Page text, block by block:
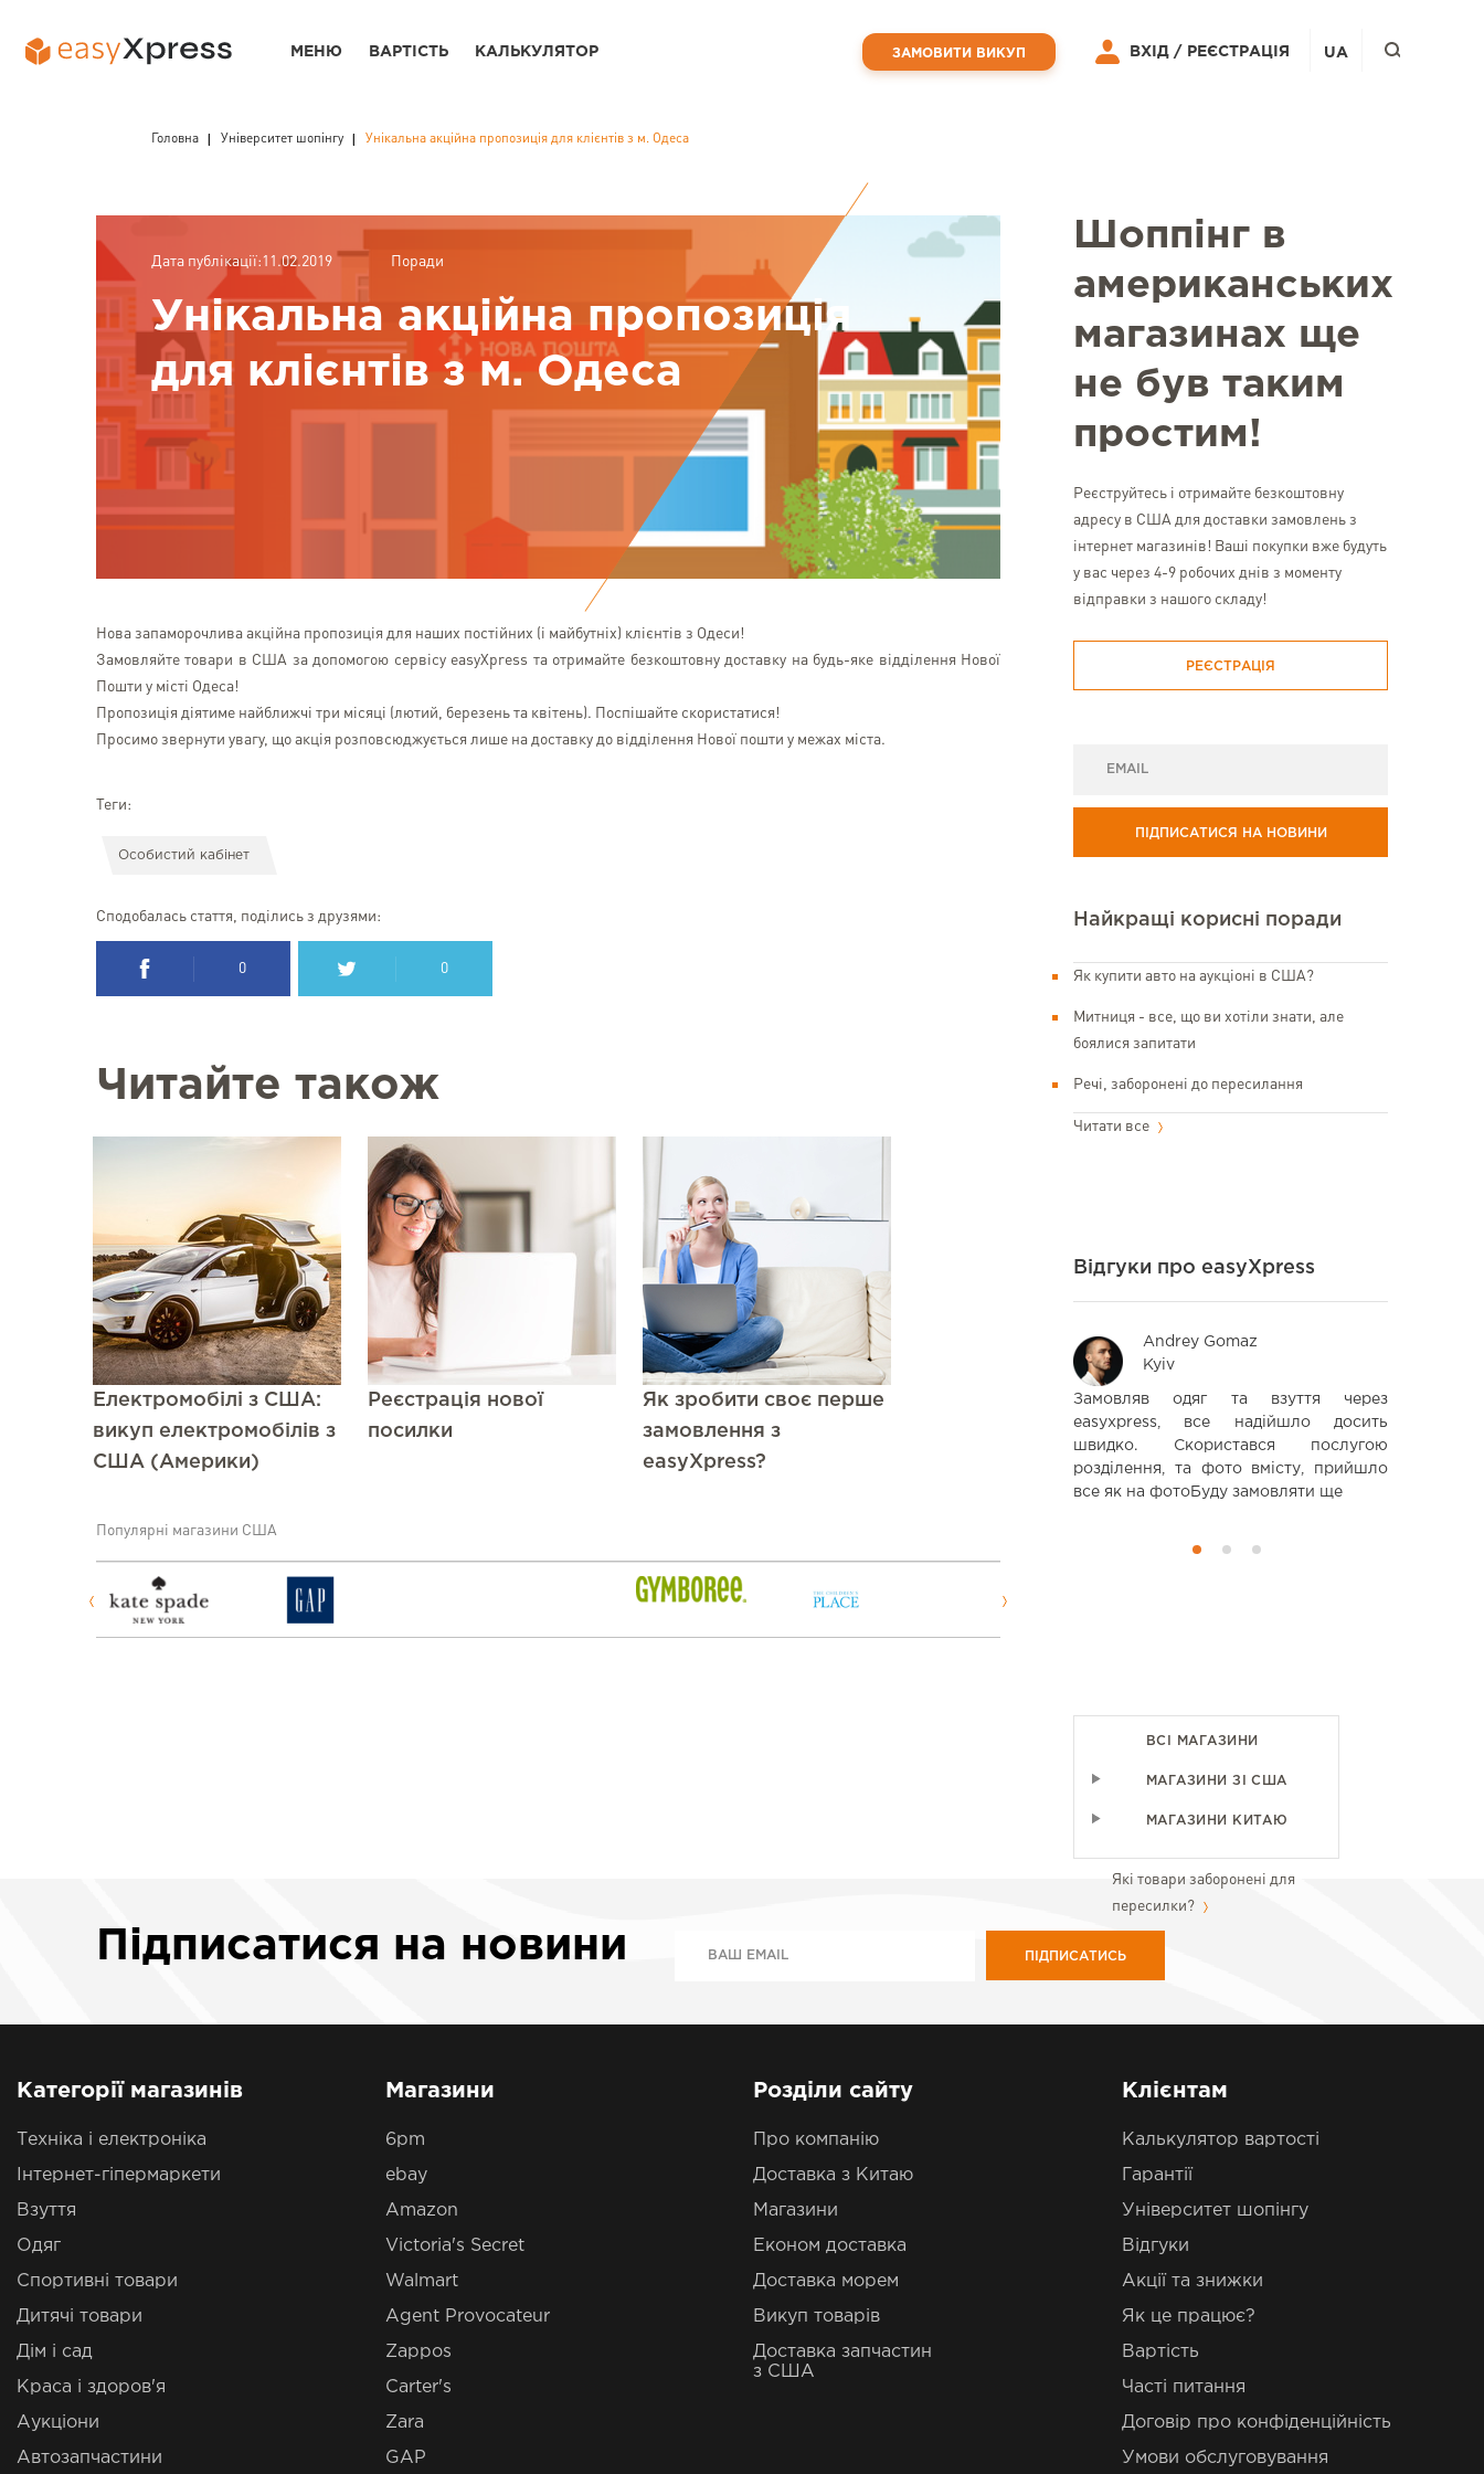
Головна Університет шопінгу Унікальна акційна пропозиція для клієнтів з м. Одеса
Дата публікації:11.02.2019 Поради
Унікальна акційна пропозиція
для клієнтів з м. Одеса
Нова запаморочлива акційна пропозиція для наших постійних (і майбутніх) клієнтів з Одеси!
Замовляйте товари в США за допомогою сервісу easyXpress та отримайте безкоштовну доставку на будь-яке відділення Нової
Пошти у місті Одеса!
Пропозиція діятиме найближчі три місяці (лютий, березень та квітень). Поспішайте скористатися!
Просимо звернути увагу, що акція розповсюджується лише на доставку до відділення Нової пошти у межах міста.
Теги:
Особистий кабінет
Сподобалась стаття, поділись з друзями:
0 0
Читайте також
Електромобілі з США:
викуп електромобілів з
США (Америки)
Реєстрація нової
посилки
Як зробити своє перше
замовлення з
easyXpress?
Популярні магазини США
Шоппінг в
американських
магазинах ще
не був таким
простим!
Реєструйтесь і отримайте безкоштовну
адресу в США для доставки замовлень з
інтернет магазинів! Ваші покупки вже будуть
у вас через 4-9 робочих днів з моменту
відправки з нашого складу!
РЕЄСТРАЦІЯ
ПІДПИСАТИСЯ НА НОВИНИ
Найкращі корисні поради
Як купити авто на аукціоні в США?
Митниця - все, що ви хотіли знати, але
боялися запитати
Речі, заборонені до пересилання
Читати все
Відгуки про easyXpress
Elena Mandziuk
Спасибо за быструю, качественную
довольной)
Andrey Gomaz
Kyiv
Замовляв одяг та взуття через
easyxpress, все надійшло досить
швидко. Скористався послугою
розділення, та фото вмісту, прийшло
все як на фотоБуду замовляти ще
ВСІ МАГАЗИНИ
МАГАЗИНИ ЗІ США
МАГАЗИНИ КИТАЮ
Які товари заборонені для
пересилки?
Підписатися на новини ПІДПИСАТИСЬ
МЕНЮ ВАРТІСТЬ КАЛЬКУЛЯТОР ЗАМОВИТИ ВИКУП ВХІД / РЕЄСТРАЦІЯ UA
Категорії магазинів
Техніка і електроніка
Інтернет-гіпермаркети
Взуття
Одяг
Спортивні товари
Дитячі товари
Дім і сад
Краса і здоров'я
Аукціони
Автозапчастини
Магазини
6pm
ebay
Amazon
Victoria's Secret
Walmart
Agent Provocateur
Zappos
Carter's
Zara
GAP
Розділи сайту
Про компанію
Доставка з Китаю
Магазини
Економ доставка
Доставка морем
Викуп товарів
Доставка запчастин
з США
Клієнтам
Калькулятор вартості
Гарантії
Університет шопінгу
Відгуки
Акції та знижки
Як це працює?
Вартість
Часті питання
Договір про конфіденційність
Умови обслуговування